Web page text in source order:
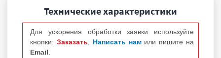
Технические характеристики
Для ускорения обработки заявки используйте
кнопки: Заказать Написать нам или пишите на
Email